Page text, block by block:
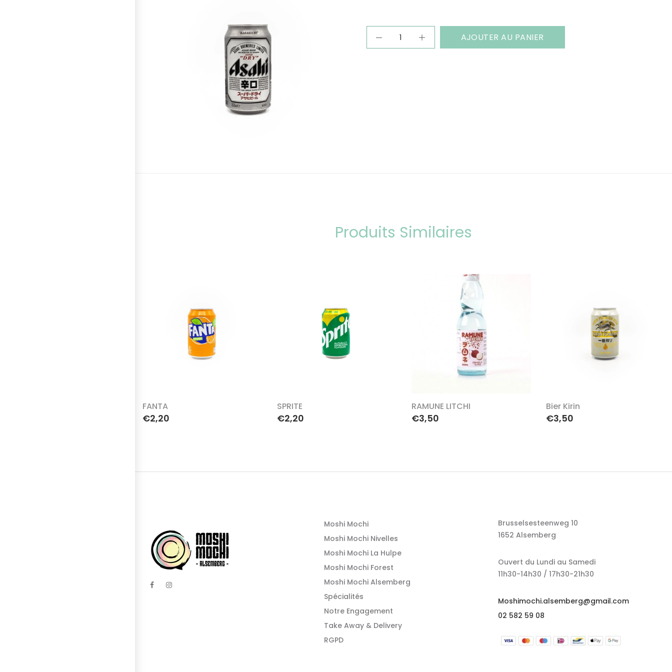
AJOUTER AU PANIER
Produits Similaires
FANTA
€2,20
SPRITE
€2,20
RAMUNE LITCHI
€3,50
Bier Kirin
€3,50
Moshi Mochi
Moshi Mochi Nivelles
Moshi Mochi La Hulpe
Moshi Mochi Forest
Moshi Mochi Alsemberg
Spécialités
Notre Engagement
Take Away & Delivery
RGPD
Brusselsesteenweg 10
1652 Alsemberg
Ouvert du Lundi au Samedi
11h30-14h30 / 17h30-21h30
Moshimochi.alsemberg@gmail.com
02 582 59 08